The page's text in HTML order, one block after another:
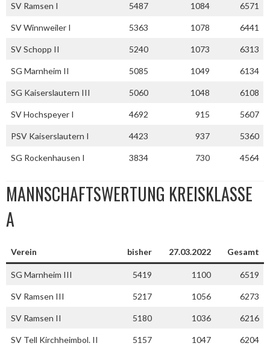
SV Ramsen I 5487 1084 6571
SV Winnweiler I 5363 1078 6441
SV Schopp II 5240 1073 6313
SG Marnheim II 5085 1049 6134
SG Kaiserslautern III 5060 1048 6108
SV Hochspeyer I 4692 915 5607
PSV Kaiserslautern I 4423 937 5360
SG Rockenhausen I 3834 730 4564
MANNSCHAFTSWERTUNG KREISKLASSE
A
Verein bisher 27.03.2022 Gesamt
SG Marnheim III 5419 1100 6519
SV Ramsen III 5217 1056 6273
SV Ramsen II 5180 1036 6216
SV Tell Kirchheimbol. II 5157 1047 6204